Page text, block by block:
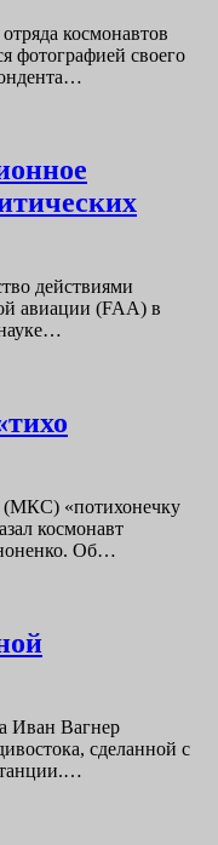
космонавтов
фотографией своего
действиями
авиации (FAA) в
(МКС) «потихонечку
космонавт
Об…
Иван Вагнер
сделанной с